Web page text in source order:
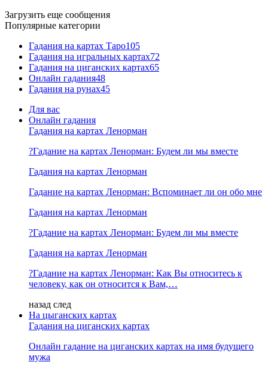
Загрузить еще сообщения
Популярные категории
Гадания на картах Таро105
Гадания на игральных картах72
Гадания на циганских картах65
Онлайн гадания48
Гадания на рунах45
Для вас
Онлайн гадания
Гадания на картах Ленорман
?Гадание на картах Ленорман: Будем ли мы вместе
Гадания на картах Ленорман
Гадание на картах Ленорман: Вспоминает ли он обо мне
Гадания на картах Ленорман
?Гадание на картах Ленорман: Будем ли мы вместе
Гадания на картах Ленорман
?Гадание на картах Ленорман: Как Вы относитесь к
человеку, как он относится к Вам,…
назад след
На цыганских картах
Гадания на циганских картах
Онлайн гадание на циганских картах на имя будущего
мужа